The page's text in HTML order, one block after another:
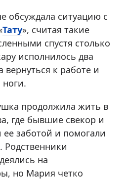
обсуждала ситуацию с
Тату», считая такие
спустя столько
исполнилось два
вернуться к работе и
ноги.
продолжила жить в
где бывшие свекор и
заботой и помогали
Родственники
на
но Мария четко